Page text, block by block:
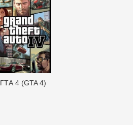
ГТА 4 (GTA 4)